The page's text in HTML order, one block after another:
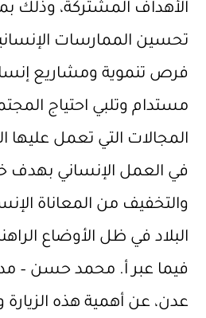
الأهداف المشتركة، وذلك
تحسين الممارسات
فرص تنموية ومشاريع
مستدام وتلبي احتياج
المجالات التي تعمل عليها
في العمل الإنساني بهدف
والتخفيف من المعاناة
البلاد في ظل الأوضاع
فيما عبر أ. محمد حسن –
عدن، عن أهمية هذه